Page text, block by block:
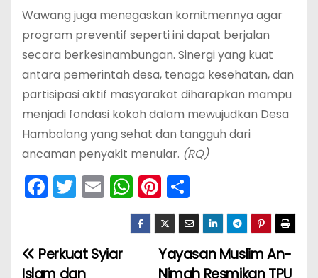
Wawang juga menegaskan komitmennya agar
program preventif seperti ini dapat berjalan
secara berkesinambungan. Sinergi yang kuat
antara pemerintah desa, tenaga kesehatan, dan
partisipasi aktif masyarakat diharapkan mampu
menjadi fondasi kokoh dalam mewujudkan Desa
Hambalang yang sehat dan tangguh dari
ancaman penyakit menular. (RQ)
F
a
e
T
w
er
E
m
l
W
h
a
Pi
nt
er
e
h
ar
e
N
‎Yayasan Muslim An-
Nimah Resmikan TPU
Perkuat Syiar
Islam dan